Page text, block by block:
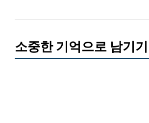
소중한 기억으로 남기기